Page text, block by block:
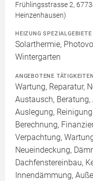
Frühlingsstrasse 2,
Heinzenhausen)
HEIZUNG SPEZIALGEBIETE
Solarthermie,
Wintergarten
ANGEBOTENE TÄTIGKEITEN
Wartung, Reparatur,
Austausch,
Auslegung,
Berechnung,
Verpachtung,
Neueindeckung,
Dachfenstereinbau,
Innendämmung,